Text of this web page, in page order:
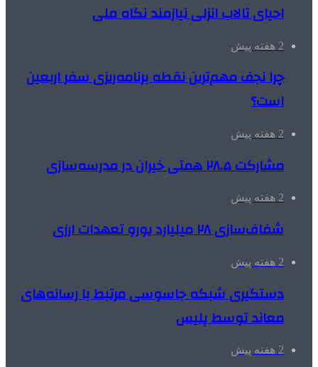
احیای تالاب انزلی نیازمند نگاه ملی
2 هفته پیش
چرا نجف مهم‌ترین نقطه برنامه‌ریزی سفر اربعین
است؟
2 هفته پیش
مشارکت ۲۸.۵ همتی خیران در مدرسه‌سازی
2 هفته پیش
شفاف‌سازی ۲۸ میلیارد یورو تعهدات ارزی
2 هفته پیش
دستگیری شبکه جاسوسی مرتبط با رسانه‌های
معاند توسط پلیس
2 هفته پیش